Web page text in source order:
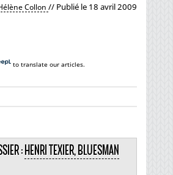
Collon // Publié le 18 avril 2009
to translate our articles.
: HENRI TEXIER, BLUESMAN